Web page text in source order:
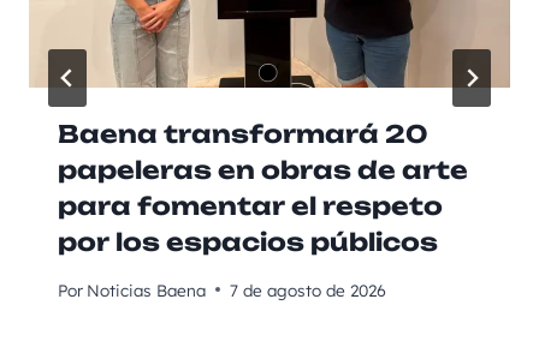
Baena transformará 20
papeleras en obras de arte
para fomentar el respeto
por los espacios públicos
Por Noticias Baena 7 de agosto de 2026